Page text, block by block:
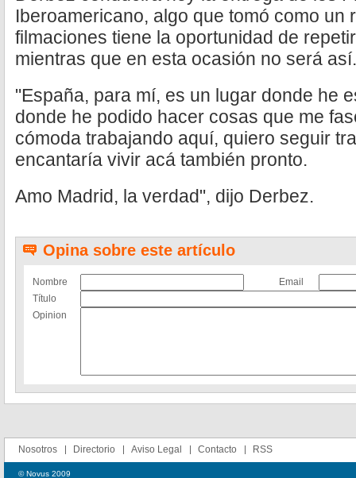
Iberoamericano, algo que tomó como un
filmaciones tiene la oportunidad de
mientras que en esta ocasión no será así.
"España, para mí, es un lugar donde he
donde he podido hacer cosas que me
cómoda trabajando aquí, quiero seguir
encantaría vivir acá también pronto.
Amo Madrid, la verdad", dijo Derbez.
Opina sobre este artículo
Nombre
Email
Título
Opinion
Nosotros Directorio Aviso Legal Contacto RSS
© Novus 2009